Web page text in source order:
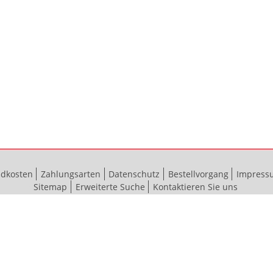
Zahlungsarten Datenschutz Bestellvorgang
Sitemap
Erweiterte Suche Kontaktieren Sie uns